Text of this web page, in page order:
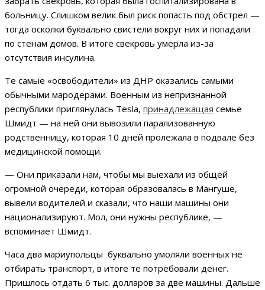
больницу. Слишком велик был риск попасть под обстрел —
тогда осколки буквально свистели вокруг них и попадали
по стенам домов. В итоге свекровь умерла из-за
отсутствия инсулина.
Те самые «освободители» из ДНР оказались самыми
обычными мародерами. Военным из непризнанной
республики приглянулась Tesla, принадлежащая семье
Шмидт — на ней они вывозили парализованную
родственницу, которая 10 дней пролежала в подвале без
медицинской помощи.
— Они приказали нам, чтобы мы выехали из общей
огромной очереди, которая образовалась в Мангуше,
вывели водителей и сказали, что наши машины они
национализируют. Мол, они нужны республике, —
вспоминает Шмидт.
Часа два мариупольцы буквально умоляли военных не
отбирать транспорт, в итоге те потребовали денег.
Пришлось отдать 6 тыс. долларов за две машины. Дальше